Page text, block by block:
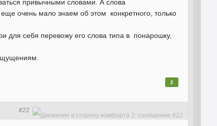
привычными словами. А слова
очень мало знаем об этом конкретного, только
для себя перевожу его слова типа в понарошку,
2
#22